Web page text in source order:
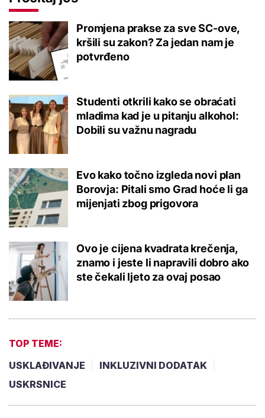
Promjena prakse za sve SC-ove,
kršili su zakon? Za jedan nam je
potvrđeno
Studenti otkrili kako se obraćati
mladima kad je u pitanju alkohol:
Dobili su važnu nagradu
Evo kako točno izgleda novi plan
Borovja: Pitali smo Grad hoće li ga
mijenjati zbog prigovora
Ovo je cijena kvadrata krečenja,
znamo i jeste li napravili dobro ako
ste čekali ljeto za ovaj posao
TOP TEME:
USKLAĐIVANJE
INKLUZIVNI DODATAK
USKRSNICE